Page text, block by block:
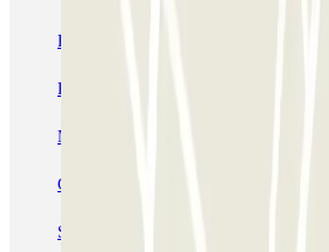
Ecolowpark - Proche Aéroport
Rome
MyValetservices2.0 - Service Voiturier
Centre du pneu - Aéroport de Marseille
Service Voiturier PARKING